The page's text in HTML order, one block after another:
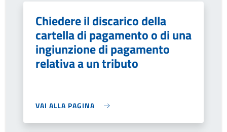
Chiedere il discarico della
cartella di pagamento o di una
ingiunzione di pagamento
relativa a un tributo
VAI ALLA PAGINA